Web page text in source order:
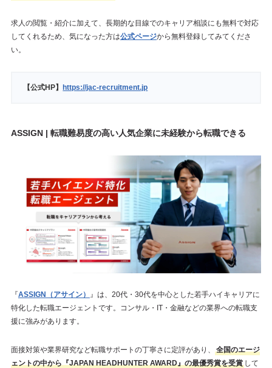
求人の閲覧・紹介に加えて、長期的な目線でのキャリア相談にも無料で対応
してくれるため、気になった方は公式ページから無料登録してみてくださ
い。
【公式HP】 https://jac-recruitment.jp
ASSIGN | 転職難易度の高い人気企業に未経験から転職できる
『ASSIGN（アサイン） 』は、20代・30代を中心とした若手ハイキャリアに
特化した転職エージェントです。コンサル・IT・金融などの業界への転職支
援に強みがあります。
面接対策や業界研究など転職サポートの丁寧さに定評があり、
全国のエージ
ェントの中から『JAPAN HEADHUNTER AWARD』の最優秀賞を受賞して